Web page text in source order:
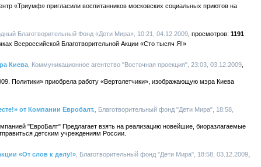
«Триумф» пригласили воспитанников московских социальных приютов на
Благотворительный Фонд «Дети Мира», 10:21, 04.12.2009
1191
Всероссийской Благотворительной Акции «Сто тысяч Я!»
Киева , Коммуникационное агентство "Восточная проекция", 23:03, 03.12.2009
Политики» приобрела работу «Вертолетчики», изображающую мэра Киева
от Компании Евробалт. , Благотворительный фонд "Дети Мира", 18:58,
"ЕвроБалт" Предлагает взять на реализацию новейшие, биоразлагаемые
детским учреждениям России.
«От слов к делу!» , Благотворительный фонд "Дети Мира", 18:58, 03.12.2009